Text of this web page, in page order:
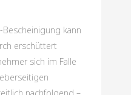
kann
erschüttert
sich im Falle